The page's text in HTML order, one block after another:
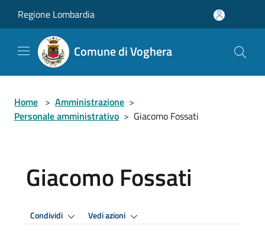
Regione Lombardia
Comune di Voghera
Home > Amministrazione >
Personale amministrativo > Giacomo Fossati
Giacomo Fossati
Condividi Vedi azioni